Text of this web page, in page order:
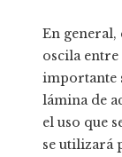
En general,
oscila entre
importante
lámina de
el uso que
se utilizará